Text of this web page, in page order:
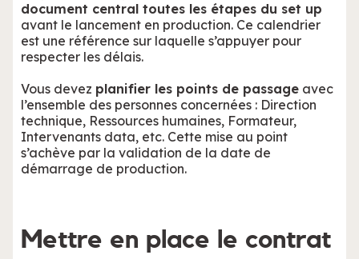
document central toutes les étapes du set up
avant le lancement en production. Ce calendrier
est une référence sur laquelle s’appuyer pour
respecter les délais.
Vous devez planifier les points de passage avec
l’ensemble des personnes concernées : Direction
technique, Ressources humaines, Formateur,
Intervenants data, etc. Cette mise au point
s’achève par la validation de la date de
démarrage de production.
Mettre en place le contrat